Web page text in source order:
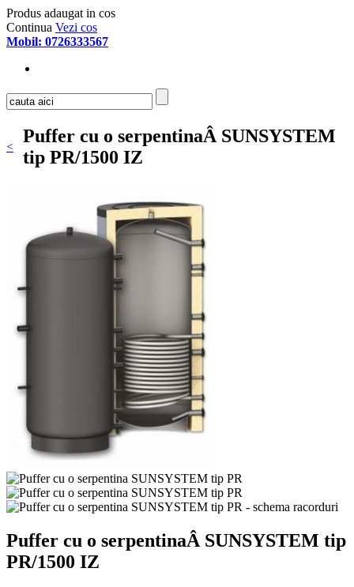
Produs adaugat in cos
Continua Vezi cos
Mobil: 0726333567
<
Puffer cu o serpentinaÂ SUNSYSTEM
tip PR/1500 IZ
Puffer cu o serpentinaÂ SUNSYSTEM tip
PR/1500 IZ